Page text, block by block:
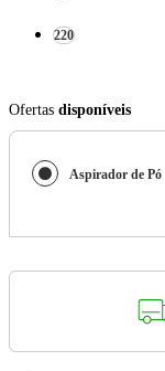
220
Ofertas disponíveis